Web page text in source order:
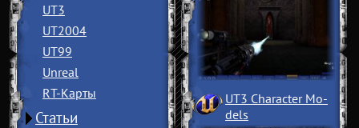
UT3
UT2004
UT99
Unreal
RT-Карты
Статьи
UT3 Character Mo­
dels